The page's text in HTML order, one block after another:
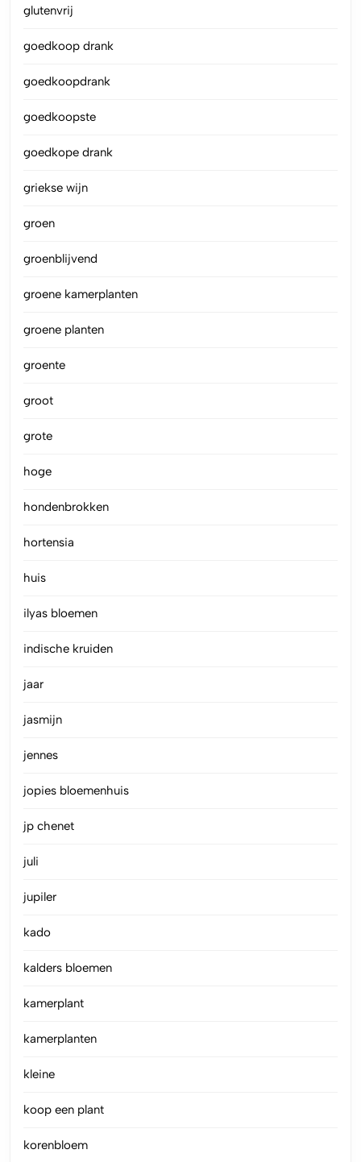
glutenvrij
goedkoop drank
goedkoopdrank
goedkoopste
goedkope drank
griekse wijn
groen
groenblijvend
groene kamerplanten
groene planten
groente
groot
grote
hoge
hondenbrokken
hortensia
huis
ilyas bloemen
indische kruiden
jaar
jasmijn
jennes
jopies bloemenhuis
jp chenet
juli
jupiler
kado
kalders bloemen
kamerplant
kamerplanten
kleine
koop een plant
korenbloem